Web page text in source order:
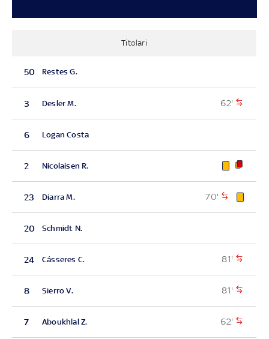
Titolari
50 Restes G.
3 Desler M. 62'
6 Logan Costa
2 Nicolaisen R.
23 Diarra M. 70'
20 Schmidt N.
24 Cásseres C. 81'
8 Sierro V. 81'
7 Aboukhlal Z. 62'